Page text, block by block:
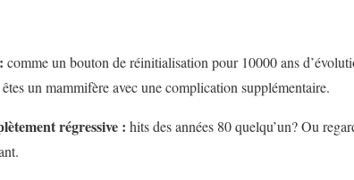
comme un bouton de réinitialisation pour 10000 ans
un mammifère avec une complication supplémentaire.
régressive : hits des années 80 quelqu’un? Ou